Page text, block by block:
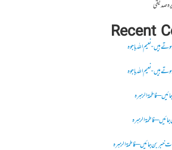
صدیقی
Recent
ہیں- نعیم اللہ باجوہ
ہیں- نعیم اللہ باجوہ
– فاطمۃالزہرہ
– فاطمۃالزہرہ
بن جائیں – فاطمۃالزہرہ